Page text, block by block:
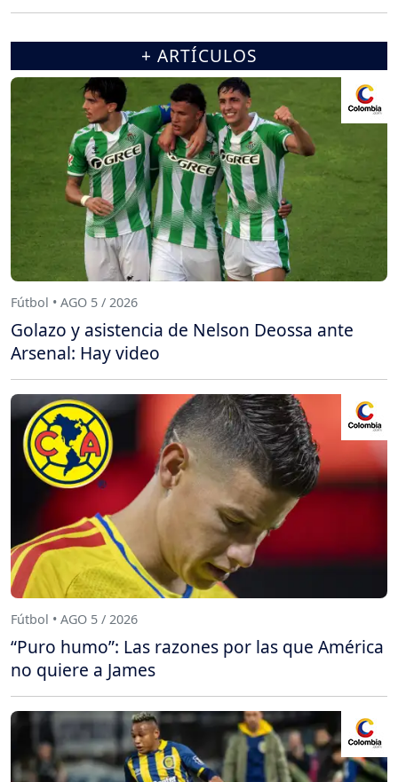
+ ARTÍCULOS
Fútbol • AGO 5 / 2026
Golazo y asistencia de Nelson Deossa ante
Arsenal: Hay video
Fútbol • AGO 5 / 2026
“Puro humo”: Las razones por las que América
no quiere a James